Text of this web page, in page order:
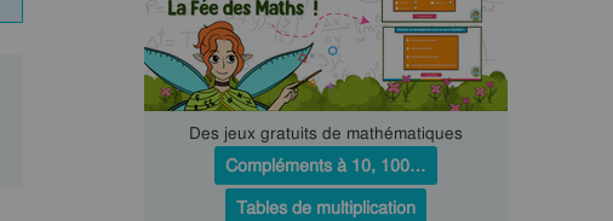
Des jeux gratuits de mathématiques
Compléments à 10, 100…
Tables de multiplication